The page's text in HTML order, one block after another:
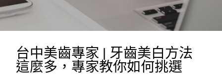
台中美齒專家 | 牙齒美白方法
這麼多，專家教你如何挑選